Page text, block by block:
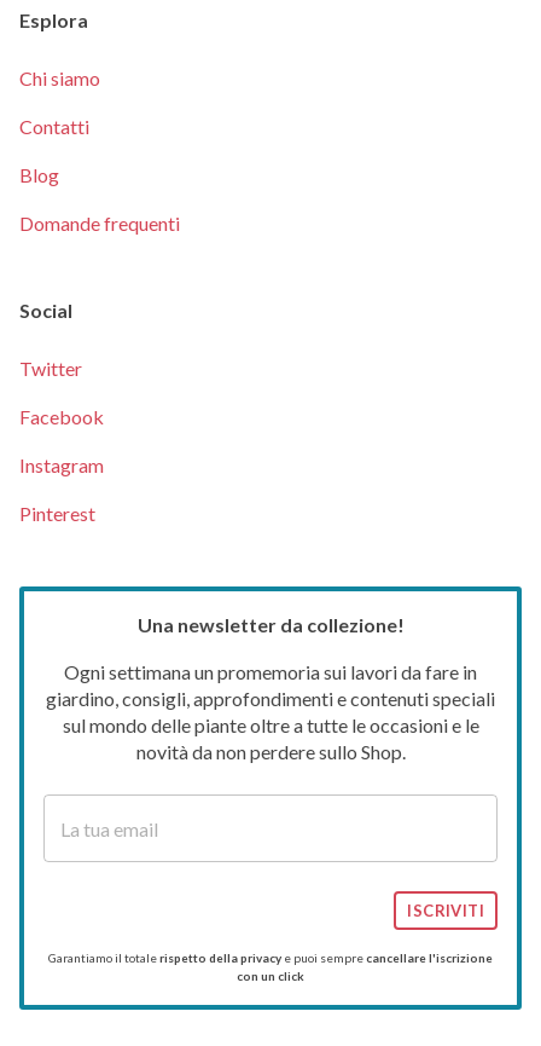
Esplora
Chi siamo
Contatti
Blog
Domande frequenti
Social
Twitter
Facebook
Instagram
Pinterest
Una newsletter da collezione!
Ogni settimana un promemoria sui lavori da fare in
giardino, consigli, approfondimenti e contenuti speciali
sul mondo delle piante oltre a tutte le occasioni e le
novità da non perdere sullo Shop.
ISCRIVITI
Garantiamo il totalerispetto della privacy e puoi semprecancellare l'iscrizione
con un click